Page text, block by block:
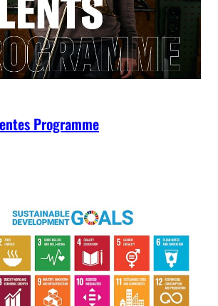
Programme